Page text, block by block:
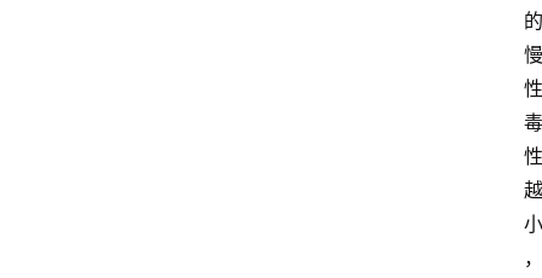
的
慢
性
毒
性
越
小
，